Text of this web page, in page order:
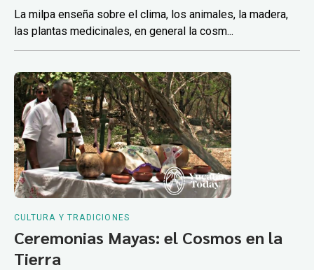
La milpa enseña sobre el clima, los animales, la madera,
las plantas medicinales, en general la cosm...
CULTURA Y TRADICIONES
Ceremonias Mayas: el Cosmos en la
Tierra